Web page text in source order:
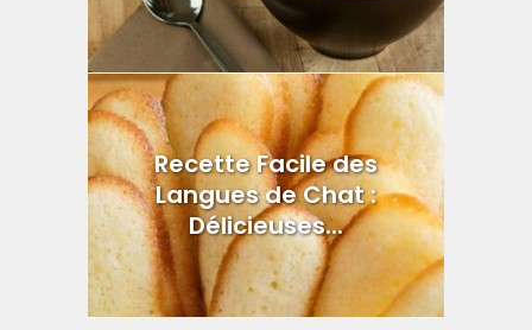
Recette Facile des
Langues de Chat :
Délicieuses...